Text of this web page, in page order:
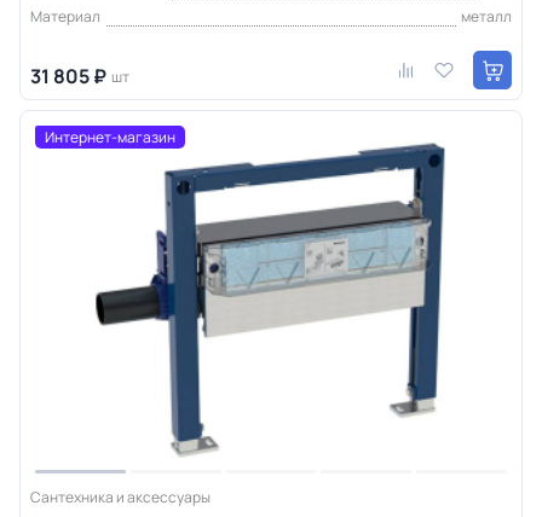
Материал
металл
31 805 ₽ шт
Интернет-магазин
Сантехника и аксессуары